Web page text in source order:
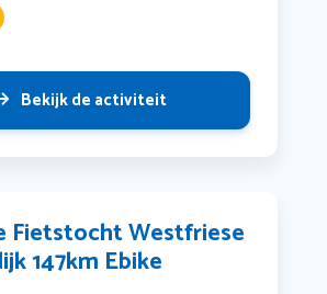
Bekijk de activiteit
Fietstocht Westfriese
147km Ebike